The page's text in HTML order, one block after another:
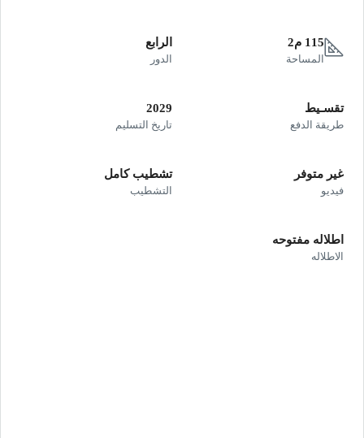
115 م2
المساحة
الرابع
الدور
تقسـيط
طريقة الدفع
2029
تاريخ التسليم
غير متوفر
فيديو
تشطيب كامل
التشطيب
اطلاله مفتوحه
الاطلاله